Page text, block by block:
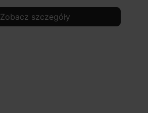
Zobacz szczegóły